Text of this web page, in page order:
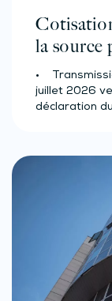
la source
(effectif
•
juillet 2026
déclaration